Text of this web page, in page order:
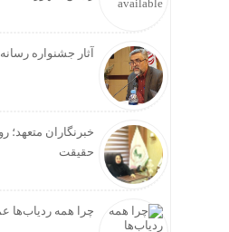
آثار جشنواره
خبرنگاران متعهد؛
حقیقت
چرا همه ردیاب‌ها